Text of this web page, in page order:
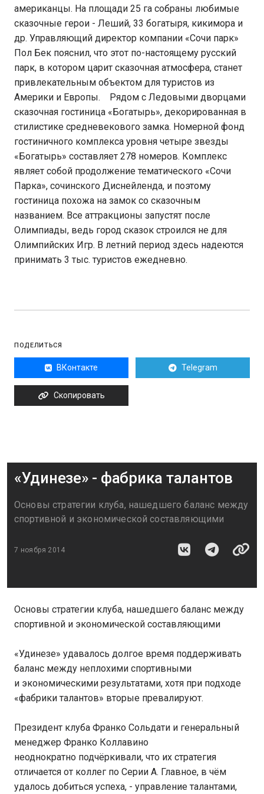
американцы. На площади 25 га собраны любимые
сказочные герои - Леший, 33 богатыря, кикимора и
др. Управляющий директор компании «Сочи парк»
Пол Бек пояснил, что этот по-настоящему русский
парк, в котором царит сказочная атмосфера, станет
привлекательным объектом для туристов из
Америки и Европы. Рядом с Ледовыми дворцами
сказочная гостиница «Богатырь», декорированная в
стилистике средневекового замка. Номерной фонд
гостиничного комплекса уровня четыре звезды
«Богатырь» составляет 278 номеров. Комплекс
являет собой продолжение тематического «Сочи
Парка», сочинского Диснейленда, и поэтому
гостиница похожа на замок со сказочным
названием. Все аттракционы запустят после
Олимпиады, ведь город сказок строился не для
Олимпийских Игр. В летний период здесь надеются
принимать 3 тыс. туристов ежедневно.
ПОДЕЛИТЬСЯ
ВКонтакте Telegram
Скопировать
«Удинезе» - фабрика талантов
Основы стратегии клуба, нашедшего баланс между
спортивной и экономической составляющими
7 ноября 2014
Основы стратегии клуба, нашедшего баланс между
спортивной и экономической составляющими
«Удинезе» удавалось долгое время поддерживать
баланс между неплохими спортивными
и экономическими результатами, хотя при подходе
«фабрики талантов» вторые превалируют.
Президент клуба Франко Сольдати и генеральный
менеджер Франко Коллавино
неоднократно подчёркивали, что их стратегия
отличается от коллег по Серии А. Главное, в чём
удалось добиться успеха, - управление талантами,